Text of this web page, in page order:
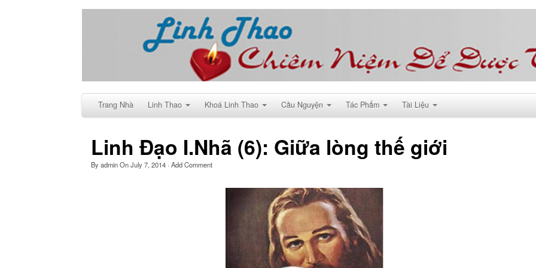
Trang Nhà Linh Thao Khoá Linh Thao Cầu Nguyện Tác Phẩm Tài Liệu
Linh Đạo I.Nhã (6): Giữa lòng thế giới
ByadminOnJuly 7, 2014 · Add Comment